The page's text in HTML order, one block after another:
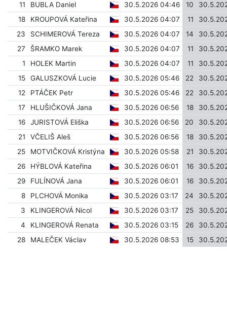
11
BUBLA Daniel 30.5.2026 04:46 10
18
KROUPOVÁ Kateřina 30.5.2026 04:07 11
23
SCHIMEROVÁ Tereza 30.5.2026 04:07 14
27
ŠRAMKO Marek 30.5.2026 04:07 11
1
HOLEK Martin 30.5.2026 04:07 11
15
GALUSZKOVÁ Lucie 30.5.2026 05:46 22
12
PTÁČEK Petr 30.5.2026 05:46 22
17
HLUŠIČKOVÁ Jana 30.5.2026 06:56 18
16
JURISTOVÁ Eliška 30.5.2026 06:56 20
21
VČELIŠ Aleš 30.5.2026 06:56 18
25
MOTVIČKOVÁ Kristýna 30.5.2026 05:58 21
26
HÝBLOVÁ Kateřina 30.5.2026 06:01 16
29
FULÍNOVÁ Jana 30.5.2026 06:01 16
8
PLCHOVÁ Monika 30.5.2026 03:17 24
3
KLINGEROVÁ Nicol 30.5.2026 03:17 25
4
KLINGEROVÁ Renata 30.5.2026 03:15 26
28
MALEČEK Václav 30.5.2026 08:53 15